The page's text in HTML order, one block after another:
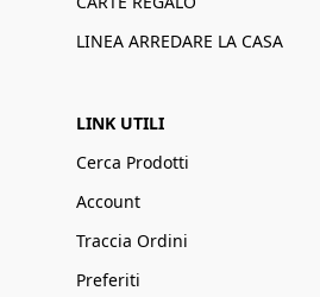
LINEA ARREDARE LA CASA
LINK UTILI
Cerca Prodotti
Account
Traccia Ordini
Preferiti